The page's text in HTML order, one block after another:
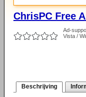
ChrisPC Free
Ad-
Vista /
Beschrijving